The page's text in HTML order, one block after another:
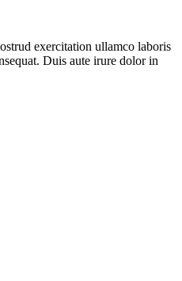
exercitation ullamco laboris
Duis aute irure dolor in